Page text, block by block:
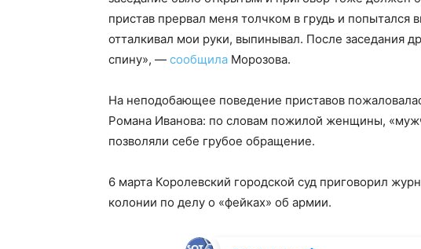
пристав прервал меня толчком в грудь и попытался
отталкивал мои руки, выпинывал. После заседания
спину», — сообщила Морозова.
На неподобающее поведение приставов
Романа Иванова: по словам пожилой женщины,
позволяли себе грубое обращение.
6 марта Королевский городской суд приговорил
колонии по делу о «фейках» об армии.